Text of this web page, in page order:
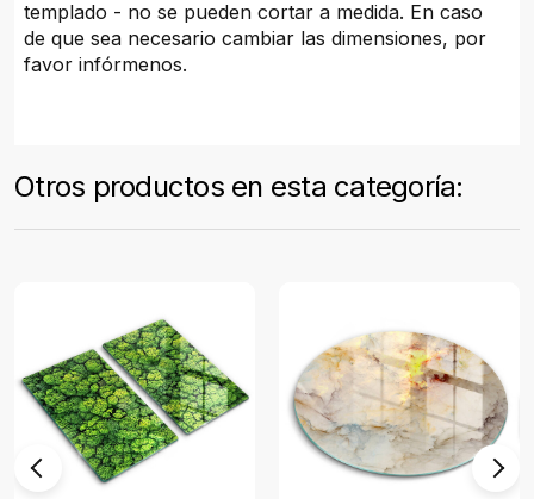
templado - no se pueden cortar a medida. En caso
de que sea necesario cambiar las dimensiones, por
favor infórmenos.
Otros productos en esta categoría: